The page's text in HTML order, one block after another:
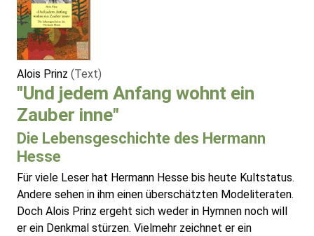
Alois Prinz (Text)
"Und jedem Anfang wohnt ein
Zauber inne"
Die Lebensgeschichte des Hermann
Hesse
Für viele Leser hat Hermann Hesse bis heute Kultstatus.
Andere sehen in ihm einen überschätzten Modeliteraten.
Doch Alois Prinz ergeht sich weder in Hymnen noch will
er ein Denkmal stürzen. Vielmehr zeichnet er ein